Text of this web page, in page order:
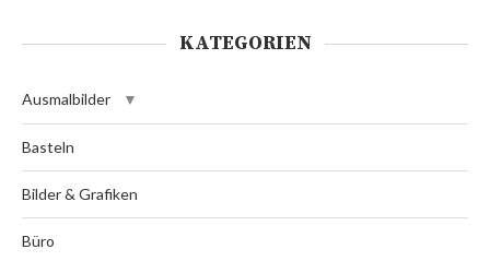
KATEGORIEN
Ausmalbilder
Basteln
Bilder & Grafiken
Büro